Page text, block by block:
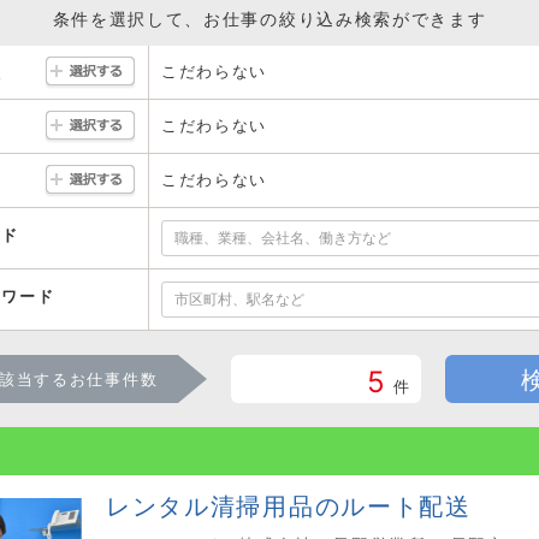
条件を選択して、お仕事の絞り込み検索ができます
こだわらない
こだわらない
こだわらない
ード
当するお仕事件数 5 件
レンタル清掃用品のルート配送